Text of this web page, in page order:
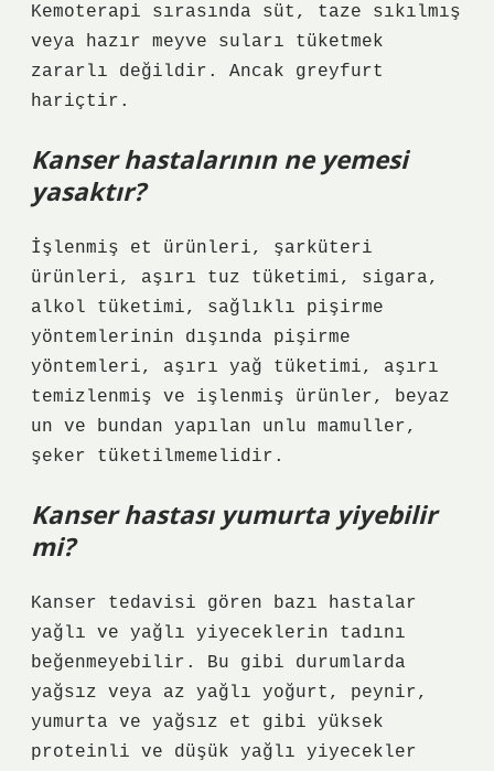
Kemoterapi sırasında süt, taze sıkılmış
veya hazır meyve suları tüketmek
zararlı değildir. Ancak greyfurt
hariçtir.
Kanser hastalarının ne yemesi
yasaktır?
İşlenmiş et ürünleri, şarküteri
ürünleri, aşırı tuz tüketimi, sigara,
alkol tüketimi, sağlıklı pişirme
yöntemlerinin dışında pişirme
yöntemleri, aşırı yağ tüketimi, aşırı
temizlenmiş ve işlenmiş ürünler, beyaz
un ve bundan yapılan unlu mamuller,
şeker tüketilmemelidir.
Kanser hastası yumurta yiyebilir
mi?
Kanser tedavisi gören bazı hastalar
yağlı ve yağlı yiyeceklerin tadını
beğenmeyebilir. Bu gibi durumlarda
yağsız veya az yağlı yoğurt, peynir,
yumurta ve yağsız et gibi yüksek
proteinli ve düşük yağlı yiyecekler